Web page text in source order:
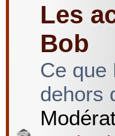
Les
Bob
Ce que
dehors